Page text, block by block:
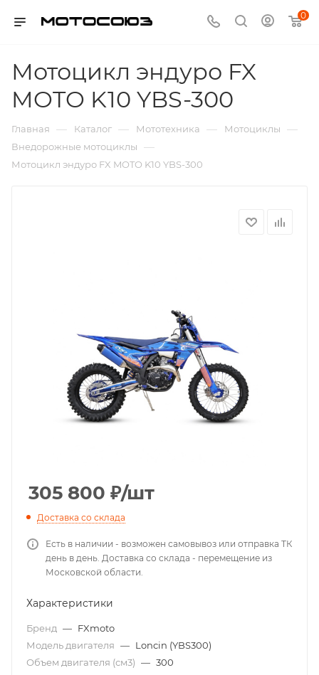
0
Мотоцикл эндуро FX
MOTO K10 YBS-300
Главная — Каталог — Мототехника — Мотоциклы —
Внедорожные мотоциклы —
Мотоцикл эндуро FX MOTO K10 YBS-300
305 800 ₽/шт
Доставка со склада
Есть в наличии - возможен самовывоз или отправка ТК
день в день. Доставка со склада - перемещение из
Московской области.
Характеристики
Бренд — FXmoto
Модель двигателя — Loncin (YBS300)
Объем двигателя (см3) — 300